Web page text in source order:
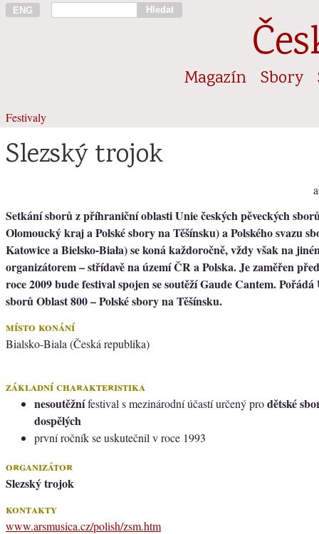
ENG Hledat
Magazín Sbory
Festivaly
Slezský trojok
Setkání sborů z příhraniční oblasti Unie českých pěveckých
Olomoucký kraj a Polské sbory na Těšínsku) a Polského svazu
Katowice a Bielsko-Biała) se koná každoročně, vždy však na
organizátorem – střídavě na území ČR a Polska. Je zaměřen
roce 2009 bude festival spojen se soutěží Gaude Cantem. Pořádá
sborů Oblast 800 – Polské sbory na Těšínsku.
místo konání
Bialsko-Biala (Česká republika)
základní charakteristika
nesoutěžnífestival s mezinárodní účastí určený prodětské
dospělých
první ročník se uskutečnil v roce 1993
organizátor
Slezský trojok
kontakty
www.arsmusica.cz/polish/zsm.htm